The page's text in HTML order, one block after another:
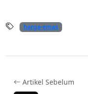
harga-emas
Artikel Sebelum